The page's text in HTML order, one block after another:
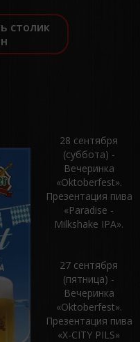
столик
28 сентября
(суббота) -
Вечеринка
«Oktoberfest».
Презентация пива
«Paradise -
Milkshake IPA».
27 сентября
(пятница) -
Вечеринка
«Oktoberfest».
Презентация пива
«X-CITY PILS»